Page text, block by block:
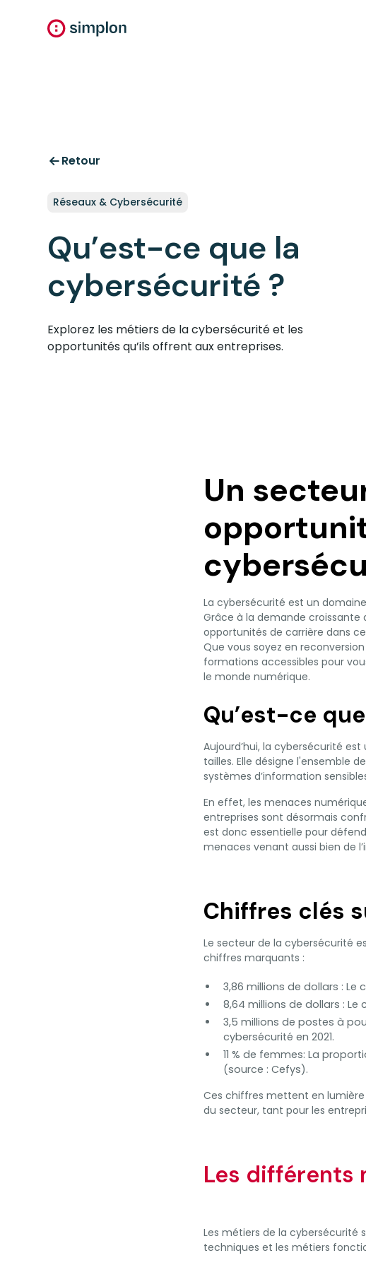
Retour
Réseaux & Cybersécurité
Qu’est-ce que la
cybersécurité ?
Explorez les métiers de la cybersécurité et les
opportunités qu’ils offrent aux entreprises.
Un
La cybersécurité est un
Grâce à la demande croissante
opportunités de carrière dans
Que vous soyez en
formations accessibles pour
le monde numérique.
Qu’est-ce
Aujourd’hui, la cybersécurité
tailles. Elle désigne l'ensemble
systèmes d’information
En effet, les menaces
entreprises sont désormais
est donc essentielle pour
menaces venant aussi bien de
Chiffres clés
Le secteur de la cybersécurité
chiffres marquants :
3,86 millions de dollars :
8,64 millions de dollars :
3,5 millions de postes à
cybersécurité en 2021.
11 % de femmes: La
(source : Cefys).
Ces chiffres mettent en
du secteur, tant pour les
Les différents
Les métiers de la cybersécurité
techniques et les métiers